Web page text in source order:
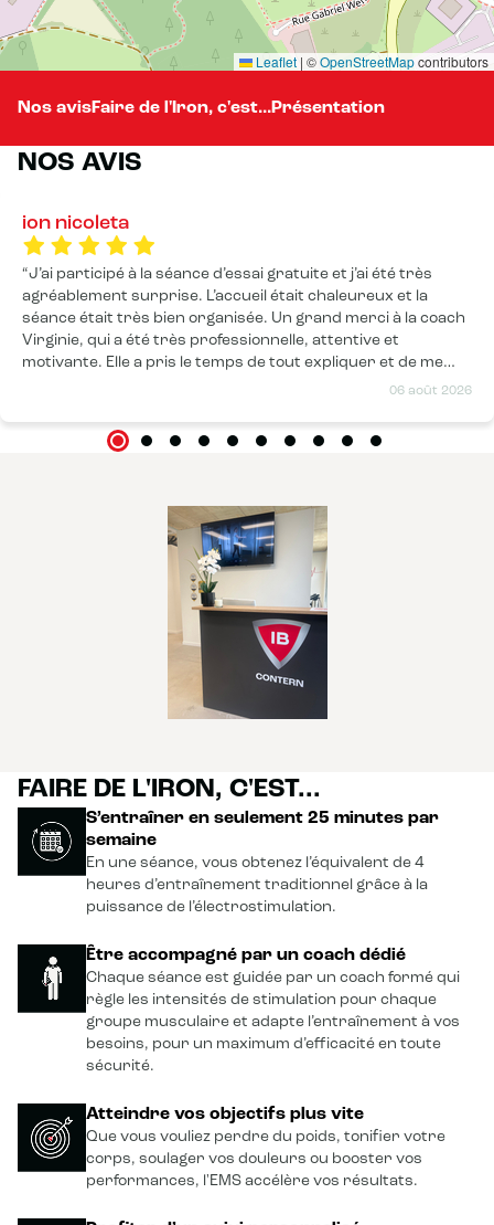
Leaflet | ©OpenStreetMapcontributors
Nos avisFaire de l'Iron, c'est...Présentation
NOS AVIS
ion nicoleta
06 août 2026
J’ai participé à la séance d’essai gratuite et j’ai été très
agréablement surprise. L’accueil était chaleureux et la
séance était très bien organisée. Un grand merci à la coach
Virginie, qui a été très professionnelle, attentive et
motivante. Elle a pris le temps de tout expliquer et de me
mettre à l’aise tout au long de la séance. Une très belle
recommande sans hésiter !
FAIRE DE L'IRON, C'EST...
S’entraîner en seulement 25 minutes par
semaine
En une séance, vous obtenez l’équivalent de 4
heures d’entraînement traditionnel grâce à la
puissance de l’électrostimulation.
Être accompagné par un coach dédié
Chaque séance est guidée par un coach formé qui
règle les intensités de stimulation pour chaque
groupe musculaire et adapte l’entraînement à vos
besoins, pour un maximum d’efficacité en toute
sécurité.
Atteindre vos objectifs plus vite
Que vous vouliez perdre du poids, tonifier votre
corps, soulager vos douleurs ou booster vos
performances, l'EMS accélère vos résultats.